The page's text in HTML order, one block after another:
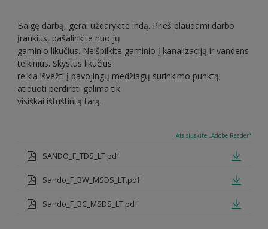
Baigę darbą, gerai uždarykite indą. Prieš plaudami darbo
įrankius, pašalinkite nuo jų
gaminio likučius. Neišpilkite gaminio į kanalizaciją ir vandens
telkinius. Skystus likučius
reikia išvežti į pavojingų medžiagų surinkimo punktą;
atiduoti perdirbti galima tik
visiškai ištuštintą tarą.
Atsisiųskite „Adobe Reader“
SANDO_F_TDS_LT.pdf
Sando_F_BW_MSDS_LT.pdf
Sando_F_BC_MSDS_LT.pdf